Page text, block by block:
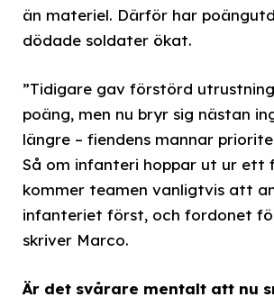
än materiel. Därför har
dödade soldater ökat.
”Tidigare gav förstörd
poäng, men nu bryr sig nästan
längre – fiendens mannar
Så om infanteri hoppar ut ur ett
kommer teamen vanligtvis att
infanteriet först, och fordonet
skriver Marco.
Är det svårare mentalt att nu